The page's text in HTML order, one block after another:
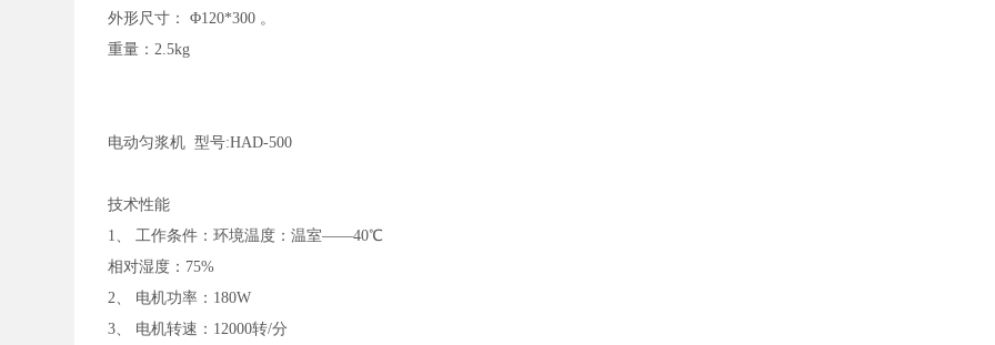
外形尺寸：
Φ120*300 。
重量：2.5kg
电动匀浆机 型号:HAD-500
技术性能
1、 工作条件：环境温度：温室——40℃
相对湿度： 75%
2、 电机功率：180W
3、 电机转速：12000转/分